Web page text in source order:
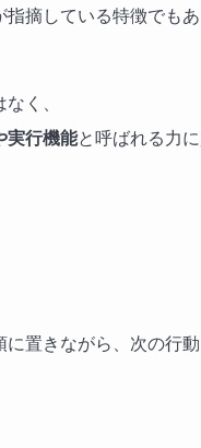
摘している特徴でもあ
く、
実行機能と呼ばれる力
置きながら、次の行動